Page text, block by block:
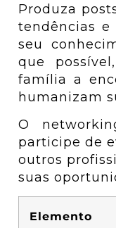
Produza
tendências e
seu
que
família a
humanizam
O
participe de
outros
suas
Elemento